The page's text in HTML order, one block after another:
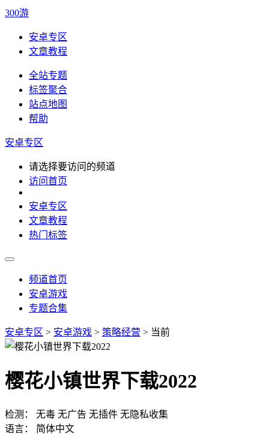
300游
安卓专区
文章教程
全站专题
标签聚合
站点地图
帮助
安卓专区
请选择要访问的频道
访问首页
安卓专区
文章教程
热门标签
频道首页
安卓游戏
专题合集
安卓专区 > 安卓游戏 > 策略经营 > 当前
樱花小镇世界下载2022
检测： 无毒 无广告 无插件 无隐私收集
语言：
简体中文